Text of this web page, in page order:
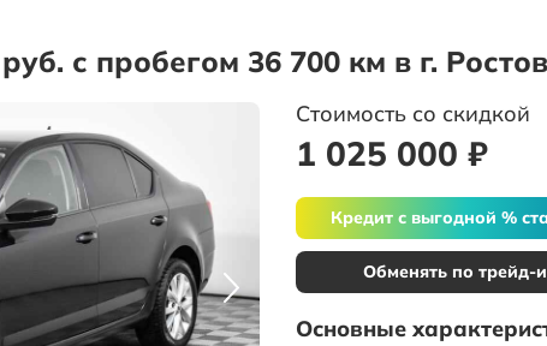
с пробегом 36 700 км в г.
Стоимость со скидкой
1 025 000 ₽
Кредит с выгодной %
Обменять по трейд-
Основные